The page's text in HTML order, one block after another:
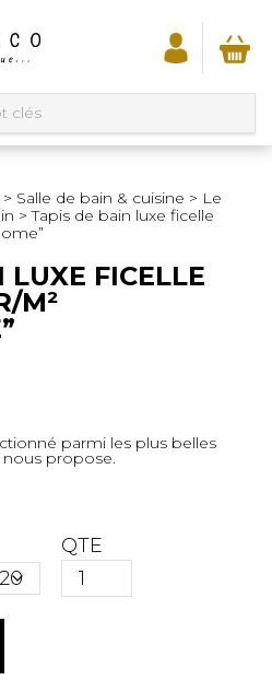
> Salle de bain & cuisine > Le
>Tapis de bain luxe ficelle
FICELLE
M²
parmi les plus belles
propose.
QTE